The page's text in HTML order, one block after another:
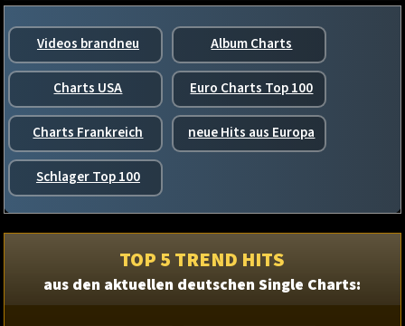
Videos brandneu Album Charts
Charts USA Euro Charts Top 100
Charts Frankreich neue Hits aus Europa
Schlager Top 100
TOP 5 TREND HITS
aus den aktuellen deutschen Single Charts: